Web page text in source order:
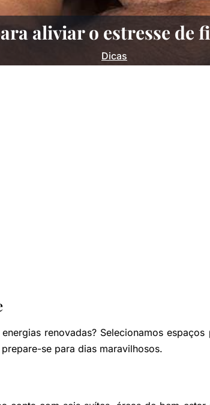
aliviar o estresse de
Dicas
renovadas? Selecionamos espaços
se para dias maravilhosos.